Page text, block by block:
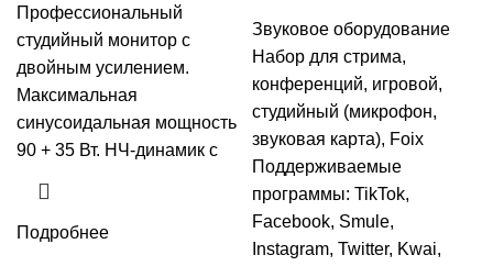
Профессиональный
студийный монитор с
двойным усилением.
Максимальная
синусоидальная мощность
90 + 35 Вт. НЧ-динамик с
Подробнее
Звуковое оборудование
Набор для стрима,
конференций, игровой,
студийный (микрофон,
звуковая карта), Foix
Поддерживаемые
программы: TikTok,
Facebook, Smule,
Instagram, Twitter, Kwai,